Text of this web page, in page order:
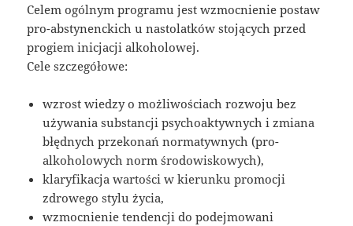
Celem ogólnym programu jest wzmocnienie postaw
pro-abstynenckich u nastolatków stojących przed
progiem inicjacji alkoholowej.
Cele szczegółowe:
wzrost wiedzy o możliwościach rozwoju bez
używania substancji psychoaktywnych i zmiana
błędnych przekonań normatywnych (pro-
alkoholowych norm środowiskowych),
klaryfikacja wartości w kierunku promocji
zdrowego stylu życia,
wzmocnienie tendencji do podejmowani